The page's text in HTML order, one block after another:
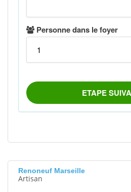
Renoneuf Marseille
Artisan